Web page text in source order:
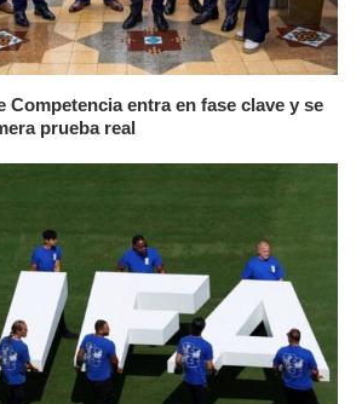
Competencia entra en fase clave y se
prueba real